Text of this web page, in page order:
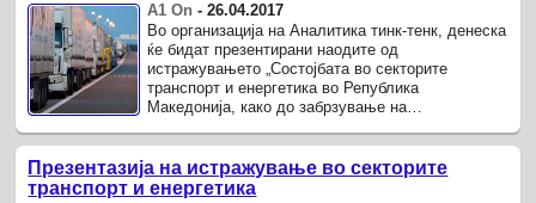
А1 On -26.04.2017
Во организација на Аналитика тинк-тенк, денеска
ќе бидат презентирани наодите од
истражувањето „Состојбата во секторите
транспорт и енергетика во Република
Македонија, како до забрзување на
проектот „ИПА2 ...
Презентазија на истражување во секторите
транспорт и енергетика